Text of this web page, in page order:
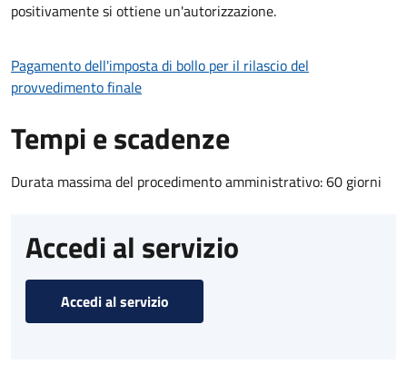
positivamente si ottiene un'autorizzazione.
Pagamento dell'imposta di bollo per il rilascio del
provvedimento finale
Tempi e scadenze
Durata massima del procedimento amministrativo: 60 giorni
Accedi al servizio
Accedi al servizio